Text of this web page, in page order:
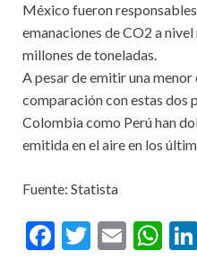
México fueron
emanaciones de CO2 a
millones de toneladas.
A pesar de emitir una
comparación con estas dos
Colombia como Perú han
emitida en el aire en los
Fuente: Statista
F
T
E
W